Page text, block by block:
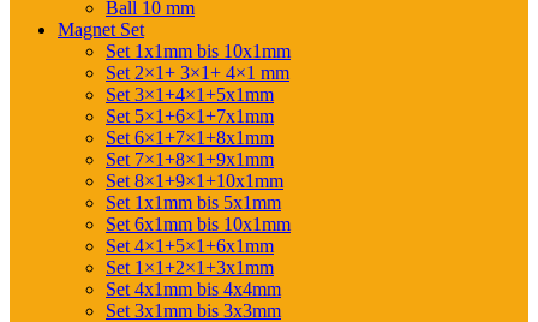
Ball 10 mm
Magnet Set
Set 1x1mm bis 10x1mm
Set 2×1+ 3×1+ 4×1 mm
Set 3×1+4×1+5x1mm
Set 5×1+6×1+7x1mm
Set 6×1+7×1+8x1mm
Set 7×1+8×1+9x1mm
Set 8×1+9×1+10x1mm
Set 1x1mm bis 5x1mm
Set 6x1mm bis 10x1mm
Set 4×1+5×1+6x1mm
Set 1×1+2×1+3x1mm
Set 4x1mm bis 4x4mm
Set 3x1mm bis 3x3mm